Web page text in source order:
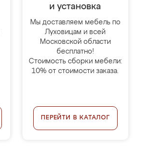
и установка
Мы доставляем мебель по
Луховицам и всей
Московской области
бесплатно!
Стоимость сборки мебели:
10% от стоимости заказа.
ПЕРЕЙТИ В КАТАЛОГ